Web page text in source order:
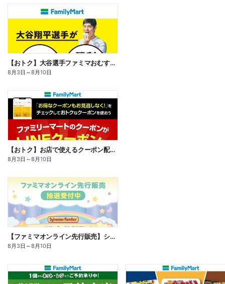
【おトク】大谷選手ファミマおむすび割
8月3日 ～8月10日
【おトク】お店で使えるクーポン配信中
8月3日 ～8月10日
【ファミマオンライン先行販売】シルバニアファミリー
8月3日 ～8月10日